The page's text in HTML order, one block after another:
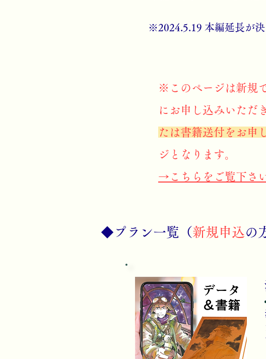
※2024.5.19 本編延長が
※このページは新規
にお申し込みいただ
たは書籍送付をお申
ジとなります。
→こちらをご覧下さ
​◆プラン一覧（新規申込の